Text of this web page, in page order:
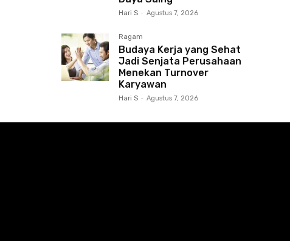
Hari S - Agustus 7, 2026
Ragam
Budaya Kerja yang Sehat
Jadi Senjata Perusahaan
Menekan Turnover
Karyawan
Hari S - Agustus 7, 2026